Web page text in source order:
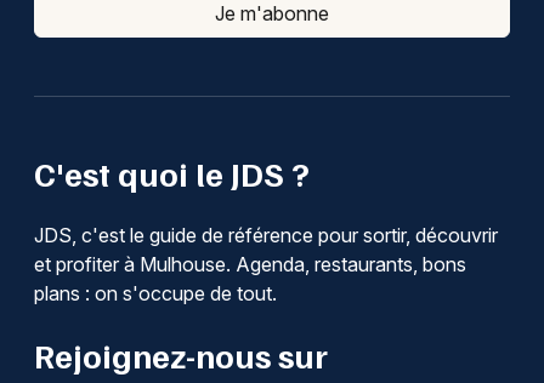
C'est quoi le JDS ?
JDS, c'est le guide de référence pour sortir, découvrir
et profiter à Mulhouse. Agenda, restaurants, bons
plans : on s'occupe de tout.
Rejoignez-nous sur
Je m'abonne